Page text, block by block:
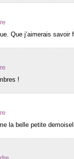
Que j’aimerais savoir
!
la belle petite